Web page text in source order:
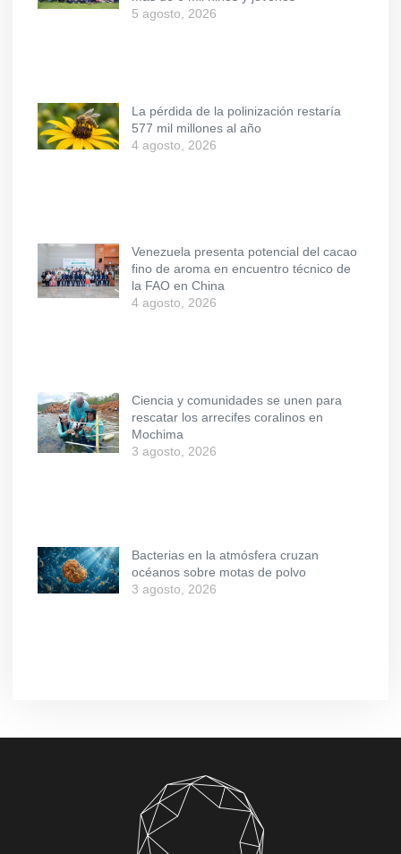
5 agosto, 2026
La pérdida de la polinización restaría
577 mil millones al año
4 agosto, 2026
Venezuela presenta potencial del cacao
fino de aroma en encuentro técnico de
la FAO en China
4 agosto, 2026
Ciencia y comunidades se unen para
rescatar los arrecifes coralinos en
Mochima
3 agosto, 2026
Bacterias en la atmósfera cruzan
océanos sobre motas de polvo
3 agosto, 2026